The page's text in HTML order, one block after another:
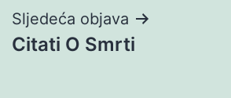
Sljedeća objava
Citati O Smrti